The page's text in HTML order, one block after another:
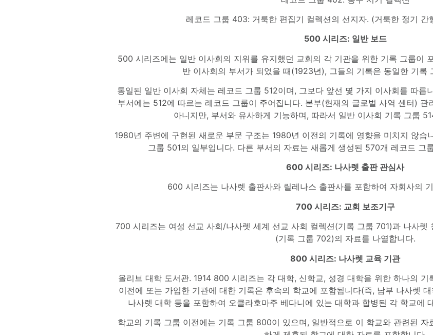
레코드 그룹 403: 거룩한 편집기 컬렉션의 선지자. (거룩한 정기 간
500 시리즈: 일반 보드
500 시리즈에는 일반 이사회의 지위를 유지했던 교회의 각 기관을 위한 기록 그룹이
반 이사회의 부서가 되었을 때(1923년), 그들의 기록은 동일한 기록
통일된 일반 이사회 자체는 레코드 그룹 512이며, 그보다 앞선 몇 가지 이사회를 따릅
부서에는 512에 따르는 레코드 그룹이 주어집니다. 본부(현재의 글로벌 사역 센터)
아니지만, 부서와 유사하게 기능하며, 따라서 일반 이사회 기록 그룹
1980년 주변에 구현된 새로운 부문 구조는 1980년 이전의 기록에 영향을 미치지 않습
그룹 501의 일부입니다. 다른 부서의 자료는 새롭게 생성된 570개 레코드 그
600 시리즈: 나사렛 출판 관심사
600 시리즈는 나사렛 출판사와 릴레나스 출판사를 포함하여 자회사의
700 시리즈: 교회 보조기구
700 시리즈는 여성 선교 사회/나사렛 세계 선교 사회 컬렉션(기록 그룹 701)과 나사렛
(기록 그룹 702)의 자료를 나열합니다.
800 시리즈: 나사렛 교육 기관
올리브 대학 도서관. 1914 800 시리즈는 각 대학, 신학교, 성경 대학을 위한 하나의 기
이전에 또는 가입한 기관에 대한 기록은 후속의 학교에 포함됩니다(즉, 남부 나사렛
나사렛 대학 등을 포함하여 오클라호마주 베다니에 있는 대학과 합병된 각 학교에
학교의 기록 그룹 이전에는 기록 그룹 800이 있으며, 일반적으로 이 학교와 관련된